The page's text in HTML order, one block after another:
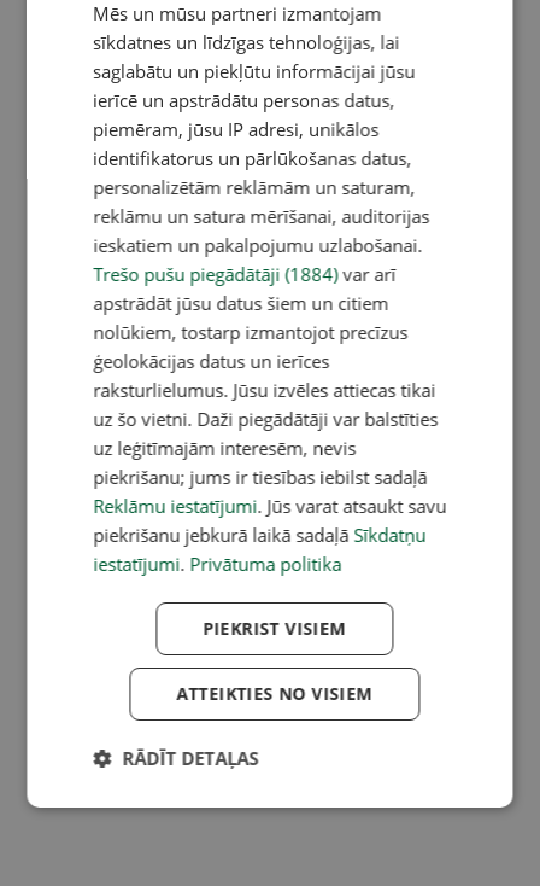
Mēs un mūsu partneri izmantojam
sīkdatnes un līdzīgas tehnoloģijas, lai
saglabātu un piekļūtu informācijai jūsu
ierīcē un apstrādātu personas datus,
piemēram, jūsu IP adresi, unikālos
identifikatorus un pārlūkošanas datus,
personalizētām reklāmām un saturam,
reklāmu un satura mērīšanai, auditorijas
ieskatiem un pakalpojumu uzlabošanai.
Trešo pušu piegādātāji (1884)var arī
apstrādāt jūsu datus šiem un citiem
nolūkiem, tostarp izmantojot precīzus
ģeolokācijas datus un ierīces
raksturlielumus. Jūsu izvēles attiecas tikai
uz šo vietni. Daži piegādātāji var balstīties
uz leģitīmajām interesēm, nevis
piekrišanu; jums ir tiesības iebilst sadaļā
Reklāmu iestatījumi. Jūs varat atsaukt savu
piekrišanu jebkurā laikā sadaļā Sīkdatņu
iestatījumi. Privātuma politika
PIEKRIST VISIEM
ATTEIKTIES NO VISIEM
RĀDĪT DETAĻAS